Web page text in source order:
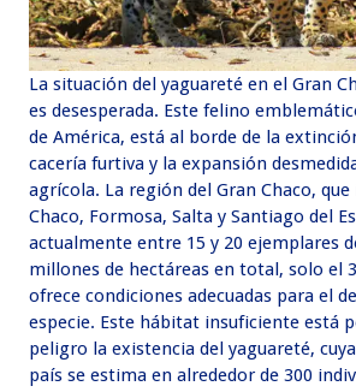
La situación del yaguareté en el Gran
es desesperada. Este felino
de América, está al borde de la
cacería furtiva y la expansión
agrícola. La región del Gran Chaco,
Chaco, Formosa, Salta y Santiago del
actualmente entre 15 y 20 ejemplares
millones de hectáreas en total, solo el
ofrece condiciones adecuadas para el
especie. Este hábitat insuficiente está
peligro la existencia del yaguareté,
país se estima en alrededor de 300